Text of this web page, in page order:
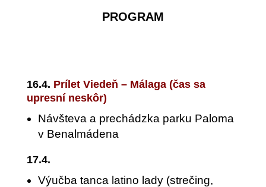
PROGRAM
16.4. Prílet Viedeň – Málaga (čas sa
upresní neskôr)
Návšteva a prechádzka parku Paloma
v Benalmádena
17.4.
Výučba tanca latino lady (strečing,